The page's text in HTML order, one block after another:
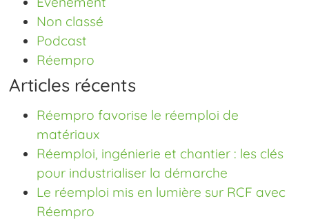
Non classé
Podcast
Réempro
Articles récents
Réempro favorise le réemploi de
matériaux
Réemploi, ingénierie et chantier : les clés
pour industrialiser la démarche
Le réemploi mis en lumière sur RCF avec
Réempro